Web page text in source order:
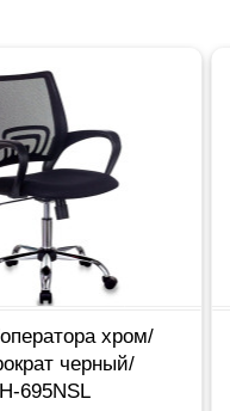
хром/
черный/
695NSL